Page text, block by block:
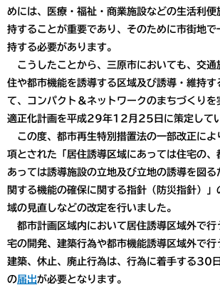
めには、医療・福祉・商業施設などの生活利便
持することが重要であり、そのために市街地で
持する必要があります。
こうしたことから、三原市においても、交通
住や都市機能を誘導する区域及び誘導・維持す
て、コンパクト＆ネットワークのまちづくり
適正化計画を平成29年12月25日に策定してい
この度、都市再生特別措置法の一部改正によ
項とされた「居住誘導区域にあっては住宅の、
あっては誘導施設の立地及び立地の誘導を図る
関する機能の確保に関する指針（防災指針）」
域の見直しなどの改定を行いました。
都市計画区域内において居住誘導区域外で行
宅の開発、建築行為や都市機能誘導区域外で行
建築、休止、廃止行為は、行為に着手する30
の届出が必要となります。